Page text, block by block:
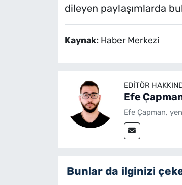
dileyen paylaşımlarda
Kaynak: Haber Merkezi
EDITÖR
Efe
Efe Çapman,
Bunlar da ilginizi